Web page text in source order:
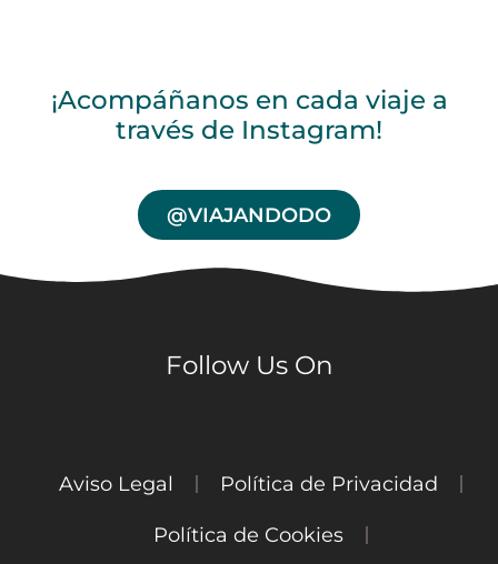
¡Acompáñanos en cada viaje a
través de Instagram!
@VIAJANDODO
Follow Us On
Aviso Legal Política de Privacidad
Política de Cookies